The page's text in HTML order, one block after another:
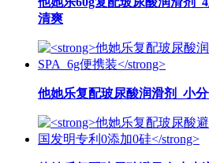
清爽
他她乐复配玻尿酸润滑剂_小